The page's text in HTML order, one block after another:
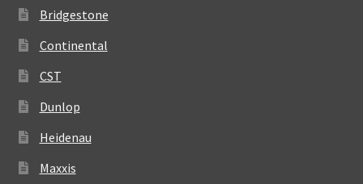
Bridgestone
Continental
CST
Dunlop
Heidenau
Maxxis